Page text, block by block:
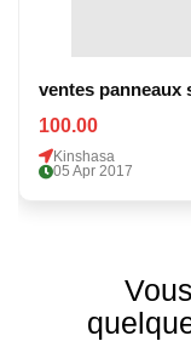
ventes panneaux
100.00
Kinshasa
05 Apr 2017